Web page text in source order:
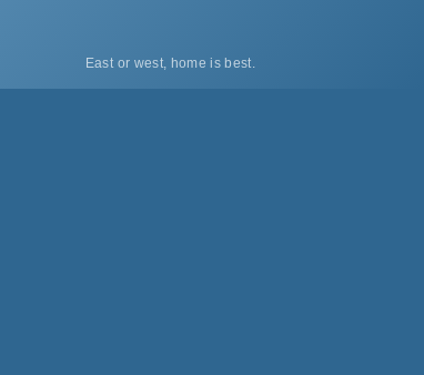
East or west, home is best.